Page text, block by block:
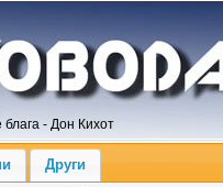
- Дон Кихот
Други